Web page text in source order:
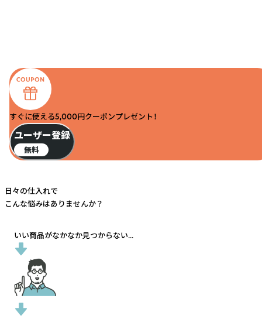
すぐに使える5,000円クーポンプレゼント！
ユーザー登録
無料
日々の仕入れで
こんな悩みはありませんか？
いい商品がなかなか見つからない...